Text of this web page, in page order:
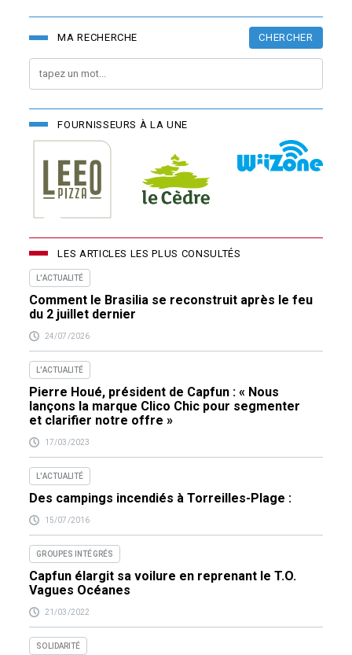
MA RECHERCHE CHERCHER
FOURNISSEURS À LA UNE
LES ARTICLES LES PLUS CONSULTÉS
L'ACTUALITÉ
Comment le Brasilia se reconstruit après le feu
du 2 juillet dernier
24/07/2026
L'ACTUALITÉ
Pierre Houé, président de Capfun : « Nous
lançons la marque Clico Chic pour segmenter
et clarifier notre offre »
17/03/2023
L'ACTUALITÉ
Des campings incendiés à Torreilles-Plage :
15/07/2016
GROUPES INTÉGRÉS
Capfun élargit sa voilure en reprenant le T.O.
Vagues Océanes
21/03/2022
SOLIDARITÉ